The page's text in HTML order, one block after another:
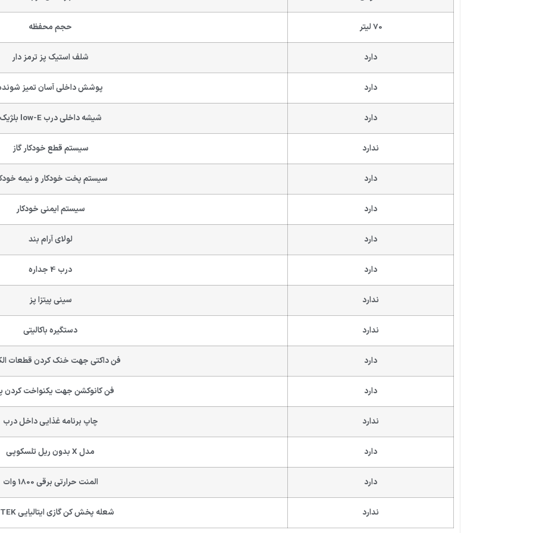
70 لیتر حجم محفظه
دارد شلف استیک پز ترمز دار
دارد پوشش داخلی آسان تمیز
دارد شیشه داخلی درب low-E بلژیک
ندارد سیستم قطع خودکار گاز
دارد سیستم پخت خودکار و نیمه
دارد سیستم ایمنی خودکار
دارد لولای آرام بند
دارد درب 4 جداره
ندارد سینی پیتزا پز
ندارد دستگیره باکالیتی
دارد فن داکتی جهت خنک کردن قطعات
دارد فن کانوکشن جهت یکنواخت
ندارد چاپ برنامه غذایی داخل درب
دارد مدل X بدون ریل تلسکوپی
دارد المنت حرارتی برقی 1800 وات
ندارد شعله پخش کن گازی ایتالیایی AC.TEK